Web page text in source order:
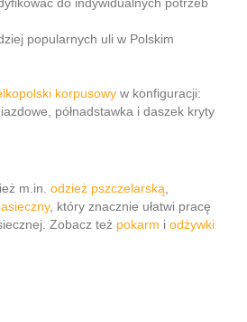
popularnych uli w Polskim
korpusowy w konfiguracji:
półnadstawka i daszek kryty
m.in. odzież pszczelarską
, który znacznie ułatwi pracę
Zobacz też pokarm i odżywki